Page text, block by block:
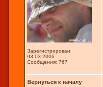
Зарегистрирован:
03.03.2006
Сообщения: 767
Вернуться к началу